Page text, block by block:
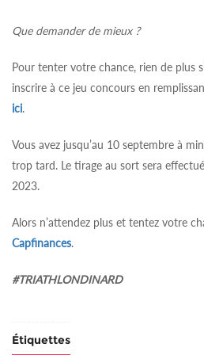
Que demander de mieux ?
Pour tenter votre chance, rien de plus
inscrire à ce jeu concours en
ici.
Vous avez jusqu’au 10 septembre à
trop tard. Le tirage au sort sera
2023.
Alors n’attendez plus et tentez votre
Capfinances.
#TRIATHLONDINARD
Étiquettes